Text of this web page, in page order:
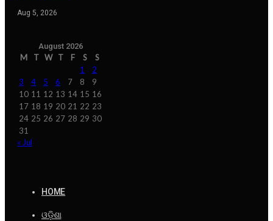
Aug 5, 2026
August 2026
M T W T F S
S
1
2
3
4 5 6 7 8
9
10 11 12 13 14 15 16
17 18 19 20 21 22 23
24 25 26 27 28 29 30
31
« Jul
HOME
ଓଡ଼ିଶା